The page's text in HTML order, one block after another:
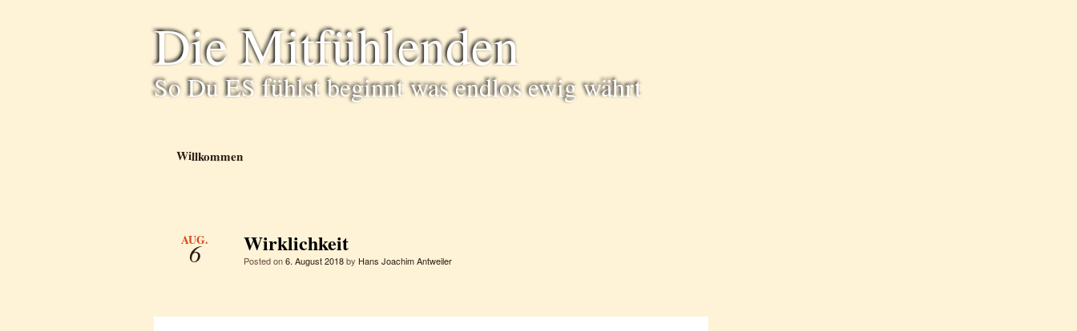
Die Mitfühlenden
So Du ES fühlst beginnt was endlos ewig währt
Willkommen
AUG.
6 Wirklichkeit
Posted on6. August 2018by Hans Joachim Antweiler